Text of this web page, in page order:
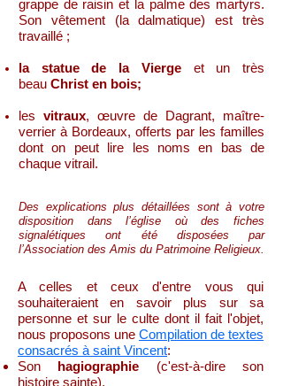
grappe de raisin et la palme des martyrs.
Son vêtement (la dalmatique) est très
travaillé ;
la statue de la Viergeet un très
beau Christ en bois;
les vitraux, œuvre de Dagrant, maître-
verrier à Bordeaux, offerts par les familles
dont on peut lire les noms en bas de
chaque vitrail.
Des explications plus détaillées sont à votre
disposition dans l’église où des fiches
signalétiques ont été disposées par
l’Association des Amis du Patrimoine Religieux.
A celles et ceux d'entre vous qui
souhaiteraient en savoir plus sur sa
personne et sur le culte dont il fait l'objet,
nous proposons une Compilation de textes
consacrés à saint Vincent:
Son hagiographie (c'est-à-dire son
histoire sainte),